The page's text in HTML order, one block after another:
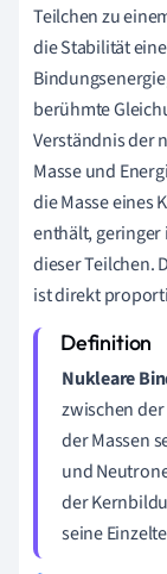
Teilchen zu
die Stabilität
berühmte
Verständnis der
Masse und
die Masse eines
enthält, geringer
dieser Teilchen.
ist direkt
Nukleare
zwischen
der Massen
und
der
seine